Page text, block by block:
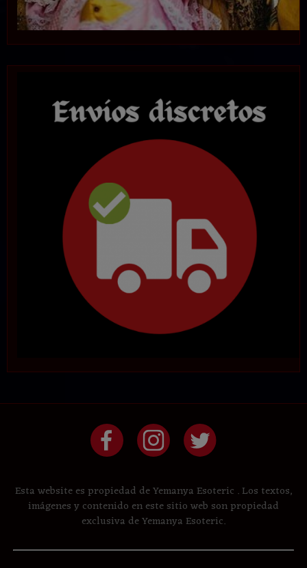
Esta website es propiedad de Yemanya Esoteric . Los textos,
imágenes y contenido en este sitio web son propiedad
exclusiva de Yemanya Esoteric.